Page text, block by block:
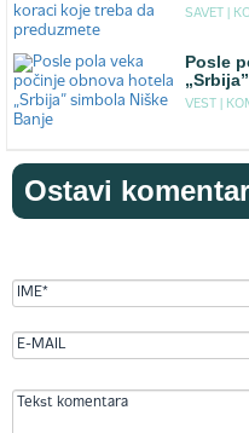
SAVET |
Posle
VEST |
Ostavi komentar